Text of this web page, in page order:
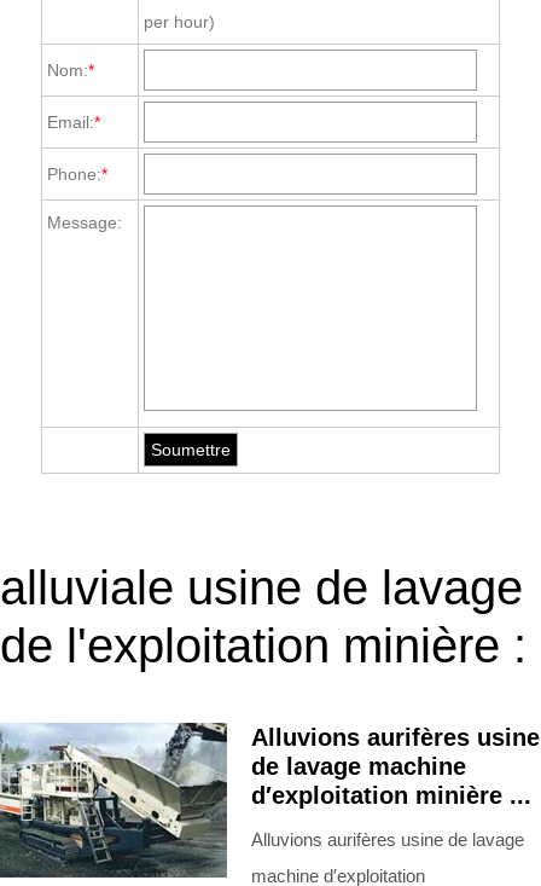
per hour)
Nom:*
Email:*
Phone:*
Message:
alluviale usine de lavage
de l'exploitation minière :
Alluvions aurifères usine
de lavage machine
d′exploitation minière ...
Alluvions aurifères usine de lavage
machine d′exploitation